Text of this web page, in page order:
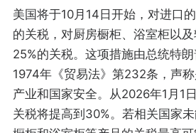
美国将于10月14日开始，对进口
的关税，对厨房橱柜、浴室柜以
25%的关税。这项措施由总统特
1974年《贸易法》第232条，声
产业和国家安全。从2026年1月1
关税将提高到30%。若相关国家